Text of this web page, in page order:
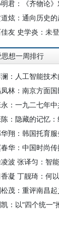
炫：通向历史
思想一周排行
茂：重评南昌